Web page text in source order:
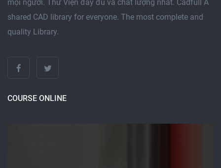
mọi người. Thư Viện đầy đủ và chất lượng nhất. Cadfull A
shared CAD library for everyone. The most complete and
quality Library.
COURSE ONLINE